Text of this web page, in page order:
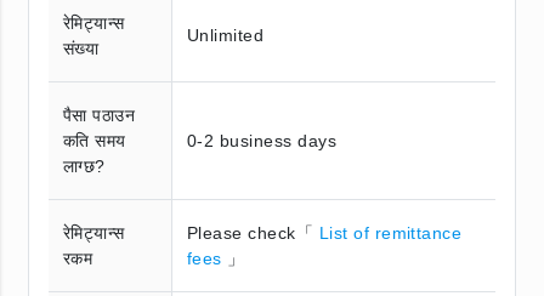
रेमिट्यान्स
संख्या
Unlimited
पैसा पठाउन
कति समय
लाग्छ?
0-2 business days
रेमिट्यान्स
रकम
Please check「 List of remittance
fees
」